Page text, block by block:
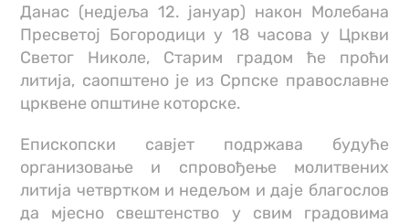
Данас (недјеља 12. јануар) након Молебана
Пресветој Богородици у 18 часова у Цркви
Светог Николе, Старим градом ће проћи
литија, саопштено је из Српске православне
црквене општине которске.
Епископски савјет подржава будуће
организовање и спровођење молитвених
литија четвртком и недељом и даје благослов
да мјесно свештенство у свим градовима